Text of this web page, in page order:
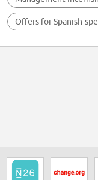
Offers for Spanish-